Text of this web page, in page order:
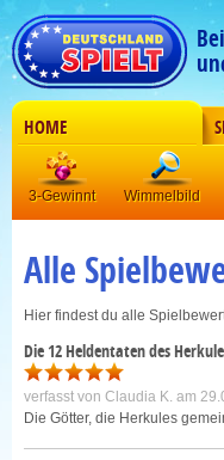
HOME
3-Gewinnt Wimmelbild
Alle
Hier findest du alle
Die 12 Heldentaten des
verfasst von Claudia K. am
Die Götter, die Herkules